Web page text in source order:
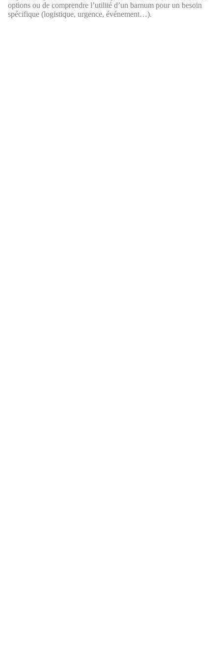
options ou de comprendre l’utilité d’un barnum pour un besoin
spécifique (logistique, urgence, événement…).